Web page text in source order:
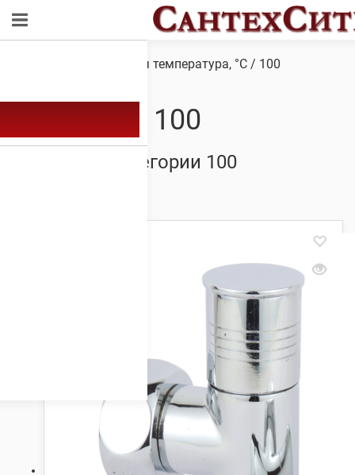
/ Товар Рабочая температура, °С / 100
100
Товары из категории 100